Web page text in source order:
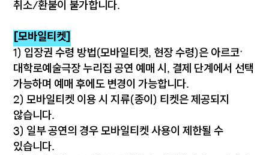
취소/환불이 불가합니다.
[모바일티켓]
1) 입장권 수령 방법(모바일티켓, 현장 수령)은 아르코·
대학로예술극장 누리집 공연 예매 시, 결제 단계에서 선택
가능하며 예매 후에도 변경이 가능합니다.
2) 모바일티켓 이용 시 지류(종이) 티켓은 제공되지
않습니다.
3) 일부 공연의 경우 모바일티켓 사용이 제한될 수
있습니다.